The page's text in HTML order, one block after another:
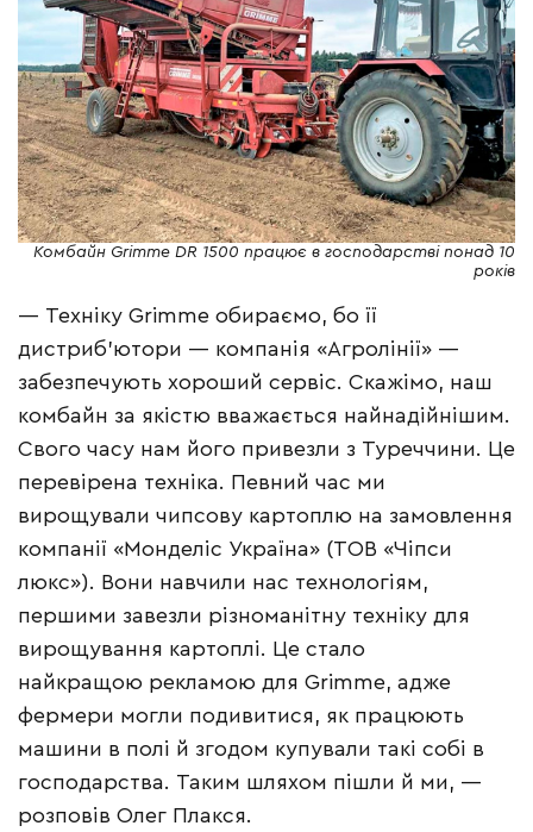
Комбайн Grimme DR 1500 працює в господарстві понад 10
років
— Техніку Grimme обираємо, бо її
дистриб’ютори — компанія «Агролінії» —
забезпечують хороший сервіс. Скажімо, наш
комбайн за якістю вважається найнадійнішим.
Свого часу нам його привезли з Туреччини. Це
перевірена техніка. Певний час ми
вирощували чипсову картоплю на замовлення
компанії «Монделіс Україна» (ТОВ «Чіпси
люкс»). Вони навчили нас технологіям,
першими завезли різноманітну техніку для
вирощування картоплі. Це стало
найкращою рекламою для Grimme, адже
фермери могли подивитися, як працюють
машини в полі й згодом купували такі собі в
господарства. Таким шляхом пішли й ми, —
розповів Олег Плакся.